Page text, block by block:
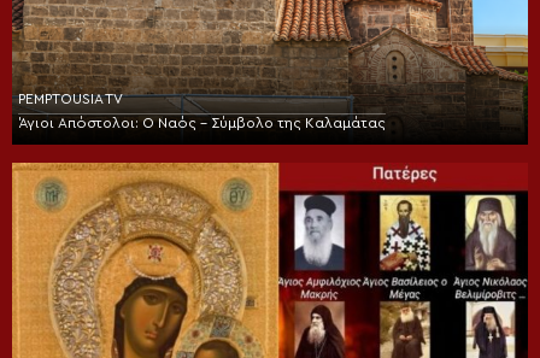
PEMPTOUSIA TV
Άγιοι Απόστολοι: Ο Ναός – Σύμβολο της Καλαμάτας